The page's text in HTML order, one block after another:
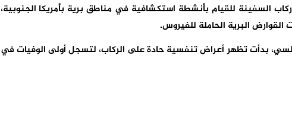
السفينة للقيام بأنشطة استكشافية في مناطق برية بأمريكا الجنوبية،
البرية الحاملة للفيروس.
بدأت تظهر أعراض تنفسية حادة على الركاب، لتسجل أولى الوفيات في